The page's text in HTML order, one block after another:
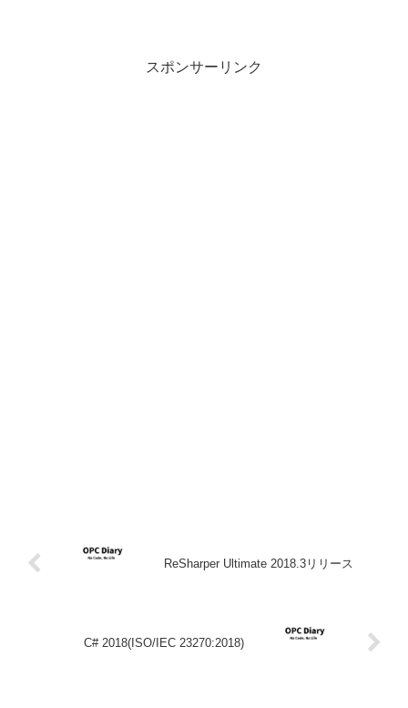
スポンサーリンク
ReSharper Ultimate 2018.3リリース
C# 2018(ISO/IEC 23270:2018)